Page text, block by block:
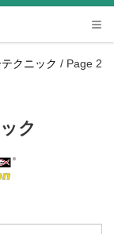
クニック / Page 2
ク